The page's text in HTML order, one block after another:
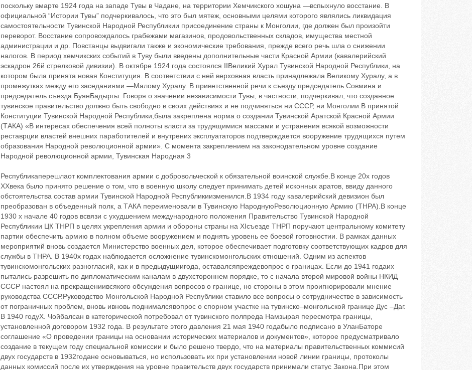
поскольку вмарте 1924 года на западе Тувы в Чадане, на территории Хемчикского хошуна —вспыхнуло восстание. В
официальной “Истории Тувы” подчеркивалось, что это был мятеж, основными целями которого являлись ликвидация
самостоятельности Тувинской Народной Республикии присоединение страны к Монголии, где должен был произойти
переворот. Восстание сопровождалось грабежами магазинов, продовольственных складов, имущества местной
администрации и др. Повстанцы выдвигали также и экономические требования, прежде всего речь шла о снижении
налогов. В период хемчикских событий в Туву были введены дополнительные части Красной Армии (кавалерийский
эскадрон 26й стрелковой дивизии). В октябре 1924 года состоялся IIВеликий Хурал Тувинской Народной Республики, на
котором была принята новая Конституция. В соответствии с ней верховная власть принадлежала Великому Хуралу, а в
промежутках между его заседаниями —Малому Хуралу. В приветственной речи к съезду председатель Совмина и
председатель съезда БуянБадыргы. Говоря о значении независимости Тувы, в частности, подчеркивал, что созданное
тувинское правительство должно быть свободно в своих действиях и не подчиняться ни СССР, ни Монголии.В принятой
Конституции Тувинской Народной Республики,была закреплена норма о создании Тувинской Аратской Красной Армии
(ТАКА) «В интересах обеспечения всей полноты власти за трудящимися массами и устранения всякой возможности
реставрции властей внешних паработителей и внутрених эксплуататоров подтверждается вооружение трудящихся путем
образования Народной революционной армии». С момента закреплением на законодательном уровне создание
Народной революционной армии, Тувинская Народная 3
Республикаперешлаот комплектования армии с добровольческой к обязательной воинской службе.В конце 20х годов
XXвека было принято решение о том, что в военную школу следует принимать детей исконных аратов, ввиду данного
обстоятельства состав армии Тувинской Народной Республикиизменился.В 1934 году кавалерийский девизион был
преобразован в объеденный полк, а ТАКА переименовали в Тувинскую НароднуюРеволюционную Армию (ТНРА).В конце
1930 х начале 40 годов всвязи с ухудшением международного положения Правительство Тувинской Народной
Республикии ЦК ТНРП в целях укрепления армии и обороны страны на XIсъезде ТНРП поручают центральному комитету
партии обеспечить армию в полном объеме вооружением и поднять уровень ее боевой готовностии. В рамках данных
мероприятий вновь создается Министерство военных дел, которое обеспечивает подготовку соответствующих кадров для
службы в ТНРА. В 1940х годах наблюдается осложнение тувинскомонгольских отношений. Одним из аспектов
тувинскомонгольских разногласий, как и в предыдущиигода, оставалсяпреждевопрос о границах. Если до 1941 годаих
пытались разрешить по дипломатическим каналам в двухстороннем порядке, то с начала второй мировой войны НКИД
СССР настоял на прекращениивсякого обсуждения вопросов о границе, но стороны в этом проигнорировали мнение
руководства СССР.Руководство Монгольской Народной Республики ставило все вопросы о сотрудничестве в зависимость
от пограничных проблем, вновь ивновь поднималсявопрос о спорном участке на тувинско–монгольской границе Дус –Даг.
В 1940 годуХ. Чойбалсан в категорической потребовал от тувинского полпреда Намзырая пересмотра границы,
установленной договором 1932 года. В результате этого давления 21 мая 1940 годабыло подписано в УланБаторе
соглашение «О проведении границы на основании исторических материалов и документов», которое предусматривало
создание в текущем году специальной комиссии и было решено твердо, что на материалы правительственных коммисий
двух государств в 1932годане основываться, но использовать их при установлении новой линии границы, протоколы
данных комиссий после их утверждения на уровне правительств двух государств принимали статус Закона.При этом